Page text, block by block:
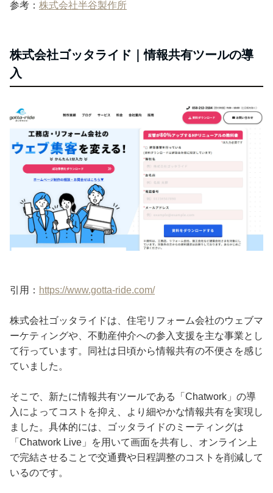
参考： 株式会社半谷製作所
株式会社ゴッタライド｜情報共有ツールの導
入
引用： https://www.gotta-ride.com/
株式会社ゴッタライドは、住宅リフォーム会社のウェブマ
ーケティングや、不動産仲介への参入支援を主な事業とし
て行っています。同社は日頃から情報共有の不便さを感じ
ていました。
そこで、新たに情報共有ツールである「Chatwork」の導
入によってコストを抑え、より細やかな情報共有を実現し
ました。具体的には、ゴッタライドのミーティングは
「Chatwork Live」を用いて画面を共有し、オンライン上
で完結させることで交通費や日程調整のコストを削減して
いるのです。